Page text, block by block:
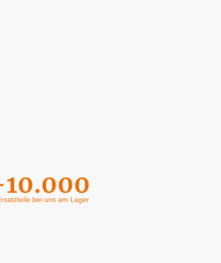
bei uns am Lager